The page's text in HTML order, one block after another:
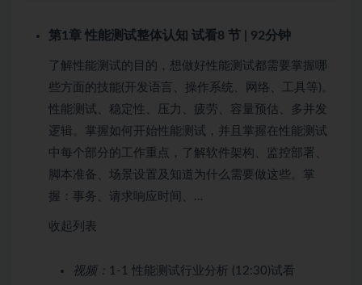
第1章 性能测试整体认知 试看8 节 | 92分钟
了解性能测试的目的，想做好性能测试都需要掌握哪
些方面的技能(开发语言、操作系统、网络、工具等)。
性能测试、稳定性、压力、疲劳、容量预估、多并发
逻辑。掌握如何开始性能测试，并且掌握在性能测试
中每个部分的工作重点，了解软件架构、监控部署、
脚本准备、场景设置及知道为什么需要做这些。掌
握：事务、请求响应时间、…
收起列表
视频： 1-1 性能测试行业分析 (12:30)试看